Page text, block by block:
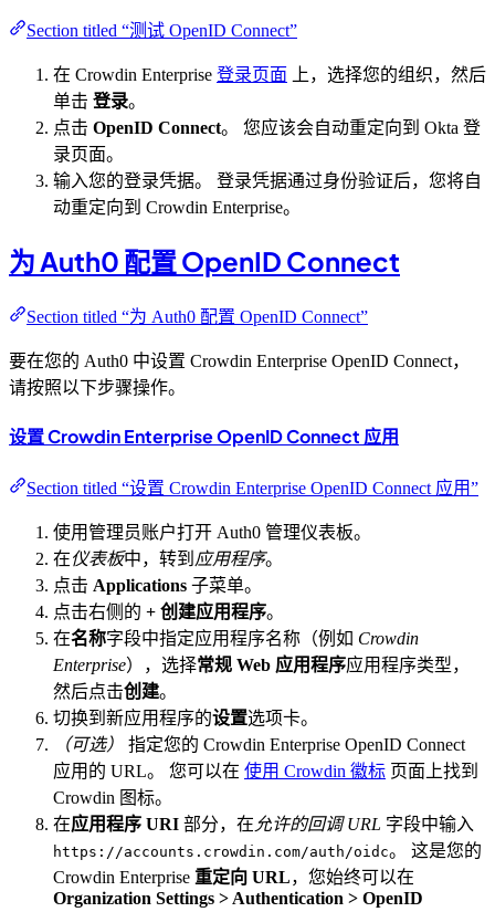
Section titled “测试 OpenID Connect”
在 Crowdin Enterprise 登录页面 上，选择您的组织，然后
单击 登录。
点击 OpenID Connect。 您应该会自动重定向到 Okta 登
录页面。
输入您的登录凭据。 登录凭据通过身份验证后，您将自
动重定向到 Crowdin Enterprise。
为 Auth0 配置 OpenID Connect
Section titled “为 Auth0 配置 OpenID Connect”
要在您的 Auth0 中设置 Crowdin Enterprise OpenID Connect，
请按照以下步骤操作。
设置 Crowdin Enterprise OpenID Connect 应用
Section titled “设置 Crowdin Enterprise OpenID Connect 应用”
使用管理员账户打开 Auth0 管理仪表板。
在仪表板中，转到 应用程序。
点击 Applications 子菜单。
点击右侧的 + 创建应用程序。
在名称字段中指定应用程序名称（例如 Crowdin
Enterprise），选择常规 Web 应用程序应用程序类型，
然后点击创建。
切换到新应用程序的设置选项卡。
（可选）
指定您的 Crowdin Enterprise OpenID Connect
应用的 URL。 您可以在 使用 Crowdin 徽标 页面上找到
Crowdin 图标。
在应用程序 URI 部分，在 允许的回调 URL 字段中输入
https://accounts.crowdin.com/auth/oidc。 这是您的
Crowdin Enterprise 重定向 URL，您始终可以在
Organization Settings > Authentication > OpenID